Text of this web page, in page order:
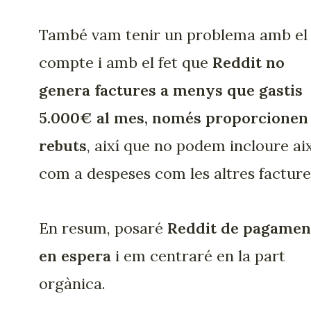
També vam tenir un problema amb el
compte i amb el fet que Reddit no
genera factures a menys que gastis
5.000€ al mes, només proporcionen
rebuts, així que no podem incloure
com a despeses com les altres
En resum, posaré Reddit de
en espera i em centraré en la part
orgànica.